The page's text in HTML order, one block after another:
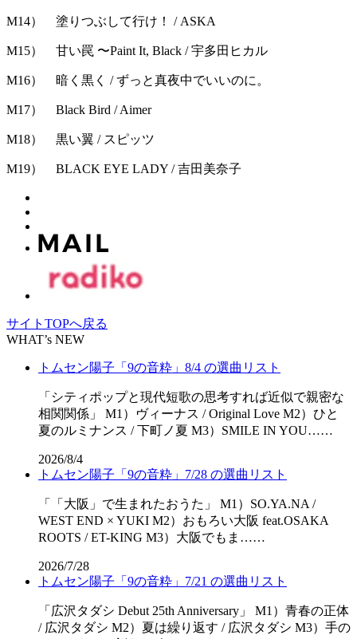
M14） 塗りつぶして行け！ / ASKA
M15） 甘い罠 〜Paint It, Black / 宇多田ヒカル
M16） 暗く黒く / ずっと真夜中でいいのに。
M17） Black Bird / Aimer
M18） 黒い翼 / スピッツ
M19） BLACK EYE LADY / 吉田美奈子
サイトTOPへ戻る
WHAT’s NEW
トムセン陽子「9の音粋」8/4 の選曲リスト
「シティポップと現代短歌の思考すれば近似で親密な
相関関係」 M1）ヴィーナス / Original Love M2）ひと
夏のルミナンス / 下町ノ夏 M3）SMILE IN YOU……
2026/8/4
トムセン陽子「9の音粋」7/28 の選曲リスト
「「⼤阪」で⽣まれたおうた」 M1）SO.YA.NA /
WEST END × YUKI M2）おもろい大阪 feat.OSAKA
ROOTS / ET-KING M3）大阪でもま……
2026/7/28
トムセン陽子「9の音粋」7/21 の選曲リスト
「広沢タダシ Debut 25th Anniversary」 M1）青春の正体
/ 広沢タダシ M2）夏は繰り返す / 広沢タダシ M3）手の